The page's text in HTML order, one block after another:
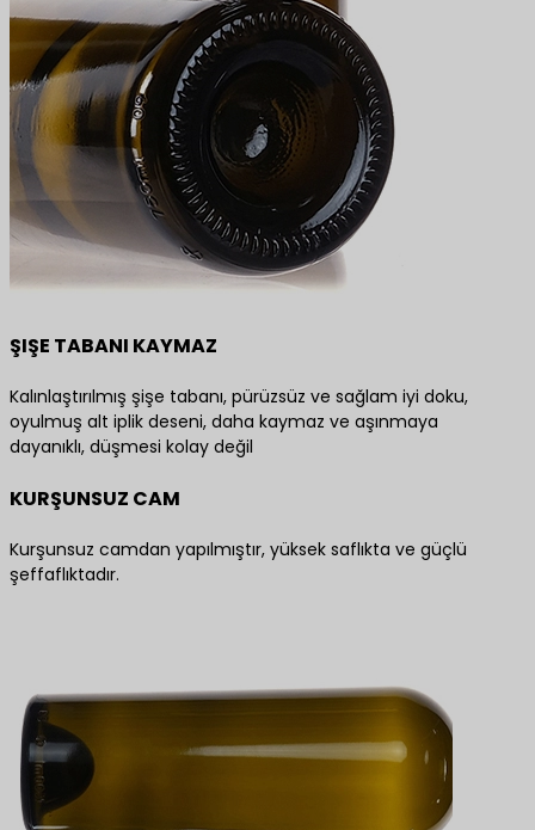
ŞIŞE TABANI KAYMAZ
Kalınlaştırılmış şişe tabanı, pürüzsüz ve sağlam iyi doku,
oyulmuş alt iplik deseni, daha kaymaz ve aşınmaya
dayanıklı, düşmesi kolay değil
KURŞUNSUZ CAM
Kurşunsuz camdan yapılmıştır, yüksek saflıkta ve güçlü
şeffaflıktadır.